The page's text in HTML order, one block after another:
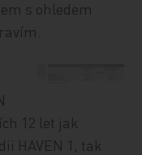
s ohledem
12 let jak
HAVEN 1, tak